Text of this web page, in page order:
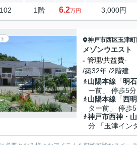
102 1階 6.2万円 3,000円
神戸市西区玉津町
メゾンウエスト
- 管理/共益費-
/築32年 /2階建
山陽本線 「明石
ー前」 停歩5分
山陽本線 「西
ター前」 停歩
神戸市西神・
分 「玉津イン